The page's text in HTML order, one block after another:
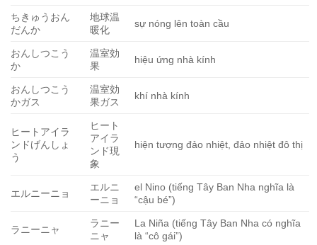
ちきゅうおん
だんか
地球温
暖化
sự nóng lên toàn cầu
おんしつこう
か
温室効
果
hiệu ứng nhà kính
おんしつこう
かガス
温室効
果ガス
khí nhà kính
ヒートアイラ
ンドげんしょ
う
ヒート
アイラ
ンド現
象
hiện tượng đảo nhiệt, đảo nhiệt đô thị
エルニーニョ
エルニ
ーニョ
el Nino (tiếng Tây Ban Nha nghĩa là
“cậu bé”)
ラニーニャ
ラニー
ニャ
La Niña (tiếng Tây Ban Nha có nghĩa
là “cô gái”)